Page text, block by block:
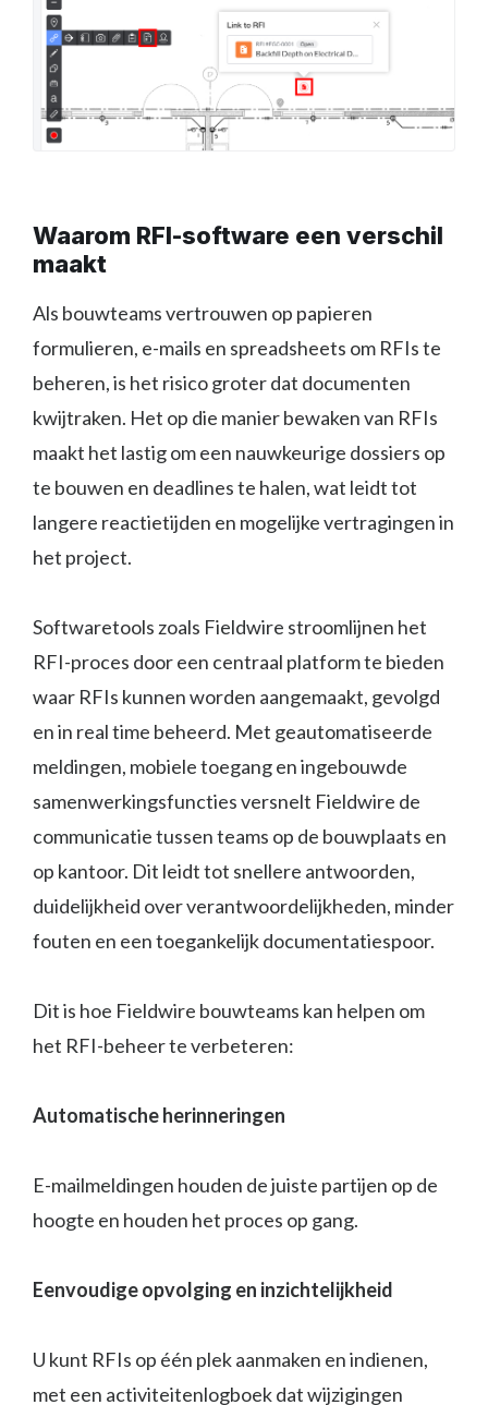
Waarom RFI-software een verschil
maakt
Als bouwteams vertrouwen op papieren
formulieren, e-mails en spreadsheets om RFIs te
beheren, is het risico groter dat documenten
kwijtraken. Het op die manier bewaken van RFIs
maakt het lastig om een nauwkeurige dossiers op
te bouwen en deadlines te halen, wat leidt tot
langere reactietijden en mogelijke vertragingen in
het project.
Softwaretools zoals Fieldwire stroomlijnen het
RFI-proces door een centraal platform te bieden
waar RFIs kunnen worden aangemaakt, gevolgd
en in real time beheerd. Met geautomatiseerde
meldingen, mobiele toegang en ingebouwde
samenwerkingsfuncties versnelt Fieldwire de
communicatie tussen teams op de bouwplaats en
op kantoor. Dit leidt tot snellere antwoorden,
duidelijkheid over verantwoordelijkheden, minder
fouten en een toegankelijk documentatiespoor.
Dit is hoe Fieldwire bouwteams kan helpen om
het RFI-beheer te verbeteren:
Automatische herinneringen
E-mailmeldingen houden de juiste partijen op de
hoogte en houden het proces op gang.
Eenvoudige opvolging en inzichtelijkheid
U kunt RFIs op één plek aanmaken en indienen,
met een activiteitenlogboek dat wijzigingen